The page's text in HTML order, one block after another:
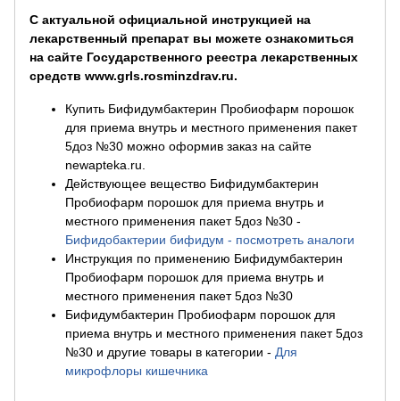
С актуальной официальной инструкцией на
лекарственный препарат вы можете ознакомиться
на сайте Государственного реестра лекарственных
средств www.grls.rosminzdrav.ru.
Купить Бифидумбактерин Пробиофарм порошок
для приема внутрь и местного применения пакет
5доз №30 можно оформив заказ на сайте
newapteka.ru.
Действующее вещество Бифидумбактерин
Пробиофарм порошок для приема внутрь и
местного применения пакет 5доз №30 -
Бифидобактерии бифидум - посмотреть аналоги
Инструкция по применению Бифидумбактерин
Пробиофарм порошок для приема внутрь и
местного применения пакет 5доз №30
Бифидумбактерин Пробиофарм порошок для
приема внутрь и местного применения пакет 5доз
№30 и другие товары в категории - Для
микрофлоры кишечника